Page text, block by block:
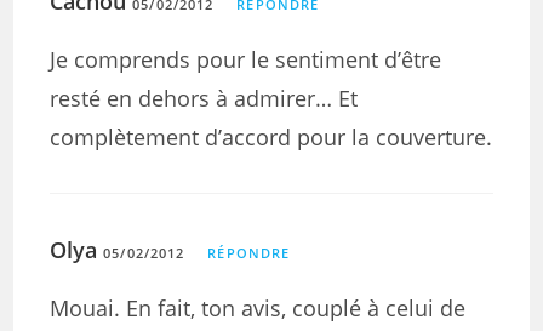
05/02/2012 RÉPONDRE
Je comprends pour le sentiment d’être
resté en dehors à admirer… Et
complètement d’accord pour la couverture.
Olya 05/02/2012 RÉPONDRE
Mouai. En fait, ton avis, couplé à celui de